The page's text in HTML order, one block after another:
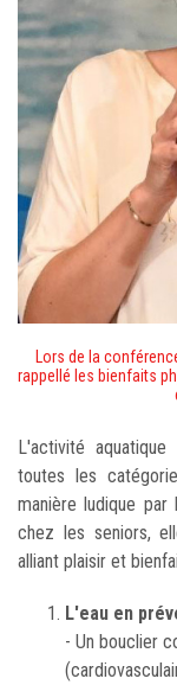
Lors de la
rappellé les bienfaits
L'activité
toutes les
manière ludique
chez les seniors,
alliant plaisir et
L'eau en
- Un bouclier